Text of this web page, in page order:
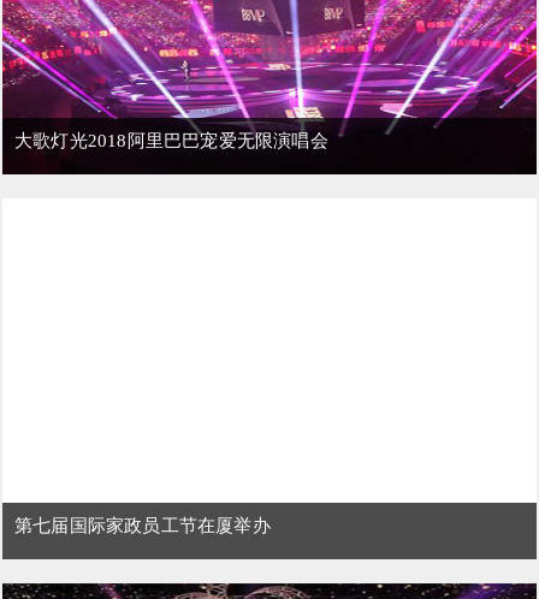
大歌灯光2018阿里巴巴宠爱无限演唱会
第七届国际家政员工节在厦举办